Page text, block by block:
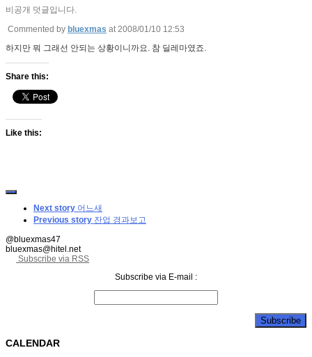
비공개 덧글입니다.
Commented by bluexmas at 2008/01/10 12:53
하지만 뭐 그래선 안되는 상황이니까요. 참 딜레마였죠.
Share this:
Like this:
Next story 어느새
Previous story 잔업 경과보고
@bluexmas47
bluexmas@hitel.net
Subscribe via RSS
Subscribe via E-mail :
CALENDAR